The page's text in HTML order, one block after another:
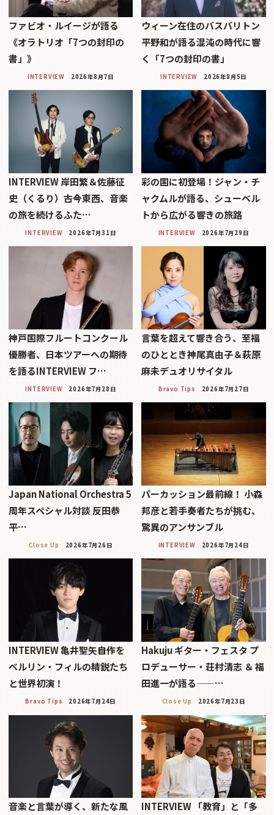
ファビオ・ルイージが語る
《オラトリオ「7つの封印の
書」》
INTERVIEW 2026年8月7日
ウィーン在住のバスバリトン
平野和が語る混沌の時代に響
く「7つの封印の書」
INTERVIEW 2026年8月5日
INTERVIEW 岸田繁＆佐藤征
史（くるり）――古今東西、音楽
の旅を続けるふた…
INTERVIEW 2026年7月31日
彩の国に初登場！ジャン・チ
ャクムルが語る、シューベル
トから広がる響きの旅路
INTERVIEW 2026年7月29日
神戸国際フルートコンクール
優勝者、日本ツアーへの期待
を語るINTERVIEW フ…
INTERVIEW 2026年7月28日
言葉を超えて響き合う、至福
のひととき神尾真由子＆萩原
麻未デュオリサイタル
Bravo Tips 2026年7月27日
Japan National Orchestra 5
周年スペシャル対談 反田恭
平…
Close Up 2026年7月26日
パーカッション最前線！ 小森
邦彦と若手奏者たちが挑む、
驚異のアンサンブル
INTERVIEW 2026年7月24日
INTERVIEW 亀井聖矢――自作を
ベルリン・フィルの精鋭たち
と世界初演！
Bravo Tips 2026年7月24日
Hakuju ギター・フェスタ プ
ロデューサー・荘村清志 ＆ 福
田進一が語る——…
Close Up 2026年7月23日
音楽と言葉が導く、新たな風
INTERVIEW 「教育」と「多